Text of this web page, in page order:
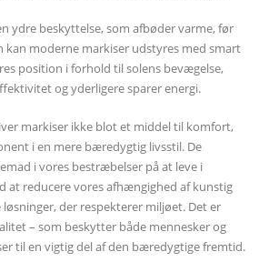
ydre beskyttelse, som afbøder varme, før
kan moderne markiser udstyres med smart
position i forhold til solens bevægelse,
og yderligere sparer energi.
markiser ikke blot et middel til komfort,
i en mere bæredygtig livsstil. De
i vores bestræbelser på at leve i
at reducere vores afhængighed af kunstig
der respekterer miljøet. Det er
– som beskytter både mennesker og
til en vigtig del af den bæredygtige fremtid.